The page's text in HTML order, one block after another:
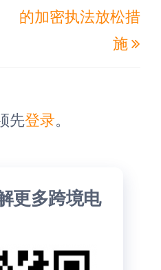
的加密执法放松措
施
先登录。
更多跨境电